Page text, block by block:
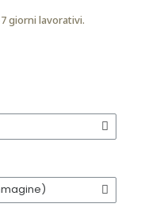
giorni lavorativi.